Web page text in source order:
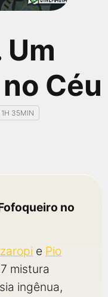
Céu
35MIN
no
e Pio
mistura
ingênua,